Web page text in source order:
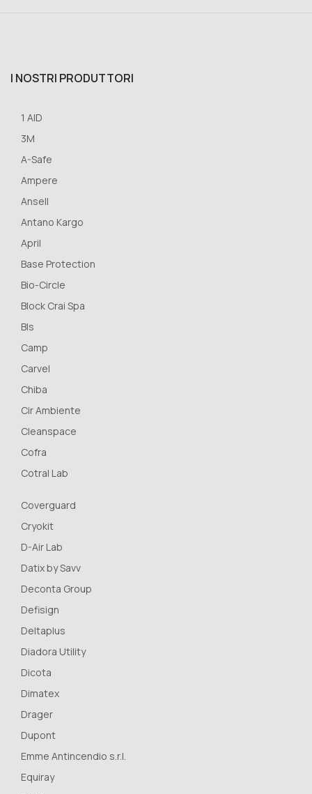
I NOSTRI PRODUTTORI
1 AID
3M
A-Safe
Ampere
Ansell
Antano Kargo
April
Base Protection
Bio-Circle
Block Crai Spa
Bls
Camp
Carvel
Chiba
Cir Ambiente
Cleanspace
Cofra
Cotral Lab
Coverguard
Cryokit
D-Air Lab
Datix by Savv
Deconta Group
Defisign
Deltaplus
Diadora Utility
Dicota
Dimatex
Drager
Dupont
Emme Antincendio s.r.l.
Equiray